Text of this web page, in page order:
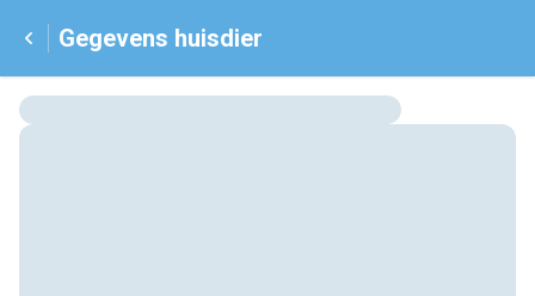
Gegevens huisdier